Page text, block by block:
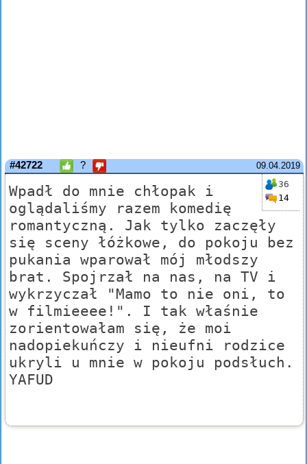
09.04.2019
#42722 ?
36
14
Wpadł do mnie chłopak i
oglądaliśmy razem komedię
romantyczną. Jak tylko zaczęły
się sceny łóżkowe, do pokoju bez
pukania wparował mój młodszy
brat. Spojrzał na nas, na TV i
wykrzyczał "Mamo to nie oni, to
w filmieeee!". I tak właśnie
zorientowałam się, że moi
nadopiekuńczy i nieufni rodzice
ukryli u mnie w pokoju podsłuch.
YAFUD